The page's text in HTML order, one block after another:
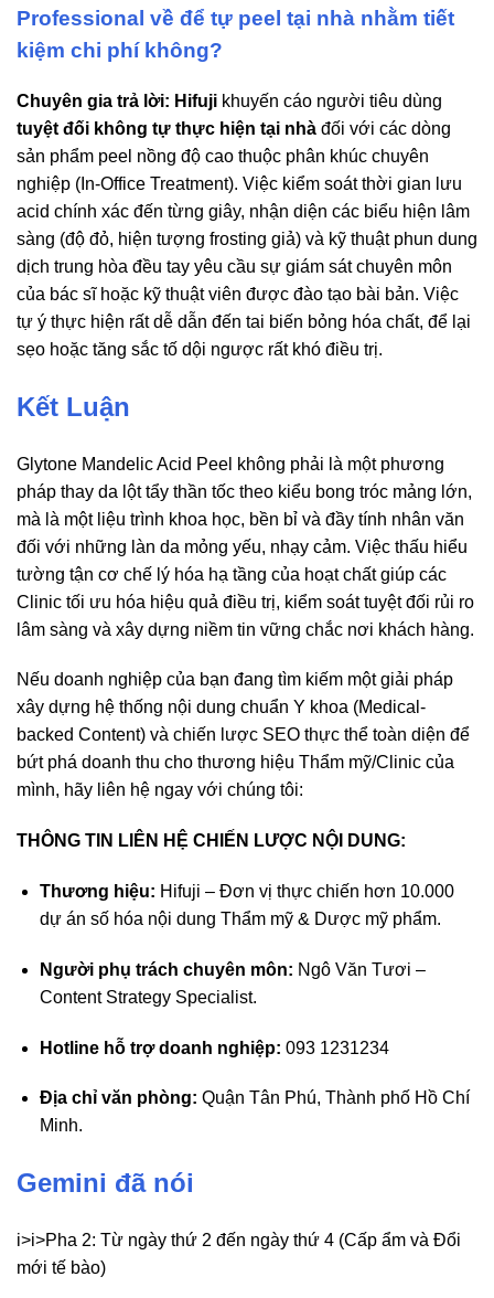
Professional về để tự peel tại nhà nhằm tiết
kiệm chi phí không?
Chuyên gia trả lời: Hifuji khuyến cáo người tiêu dùng
tuyệt đối không tự thực hiện tại nhà đối với các dòng
sản phẩm peel nồng độ cao thuộc phân khúc chuyên
nghiệp (In-Office Treatment). Việc kiểm soát thời gian lưu
acid chính xác đến từng giây, nhận diện các biểu hiện lâm
sàng (độ đỏ, hiện tượng frosting giả) và kỹ thuật phun dung
dịch trung hòa đều tay yêu cầu sự giám sát chuyên môn
của bác sĩ hoặc kỹ thuật viên được đào tạo bài bản. Việc
tự ý thực hiện rất dễ dẫn đến tai biến bỏng hóa chất, để lại
sẹo hoặc tăng sắc tố dội ngược rất khó điều trị.
Kết Luận
Glytone Mandelic Acid Peel không phải là một phương
pháp thay da lột tẩy thần tốc theo kiểu bong tróc mảng lớn,
mà là một liệu trình khoa học, bền bỉ và đầy tính nhân văn
đối với những làn da mỏng yếu, nhạy cảm. Việc thấu hiểu
tường tận cơ chế lý hóa hạ tầng của hoạt chất giúp các
Clinic tối ưu hóa hiệu quả điều trị, kiểm soát tuyệt đối rủi ro
lâm sàng và xây dựng niềm tin vững chắc nơi khách hàng.
Nếu doanh nghiệp của bạn đang tìm kiếm một giải pháp
xây dựng hệ thống nội dung chuẩn Y khoa (Medical-
backed Content) và chiến lược SEO thực thể toàn diện để
bứt phá doanh thu cho thương hiệu Thẩm mỹ/Clinic của
mình, hãy liên hệ ngay với chúng tôi:
THÔNG TIN LIÊN HỆ CHIẾN LƯỢC NỘI DUNG:
Thương hiệu: Hifuji – Đơn vị thực chiến hơn 10.000
dự án số hóa nội dung Thẩm mỹ & Dược mỹ phẩm.
Người phụ trách chuyên môn: Ngô Văn Tươi –
Content Strategy Specialist.
Hotline hỗ trợ doanh nghiệp: 093 1231234
Địa chỉ văn phòng: Quận Tân Phú, Thành phố Hồ Chí
Minh.
Gemini đã nói
i>i>Pha 2: Từ ngày thứ 2 đến ngày thứ 4 (Cấp ẩm và Đổi
mới tế bào)